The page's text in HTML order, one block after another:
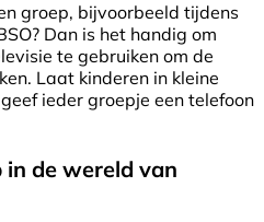
groep, bijvoorbeeld tijdens
Dan is het handig om
te gebruiken om de
Laat kinderen in kleine
ieder groepje een telefoon
in de wereld van